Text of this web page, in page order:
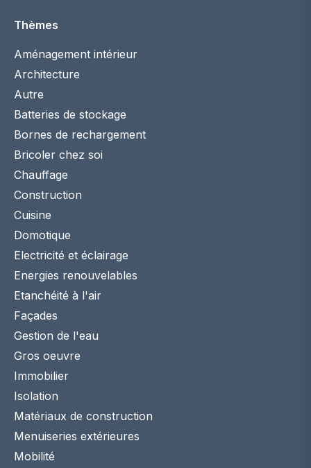
Thèmes
Aménagement intérieur
Architecture
Autre
Batteries de stockage
Bornes de rechargement
Bricoler chez soi
Chauffage
Construction
Cuisine
Domotique
Electricité et éclairage
Energies renouvelables
Etanchéité à l'air
Façades
Gestion de l'eau
Gros oeuvre
Immobilier
Isolation
Matériaux de construction
Menuiseries extérieures
Mobilité